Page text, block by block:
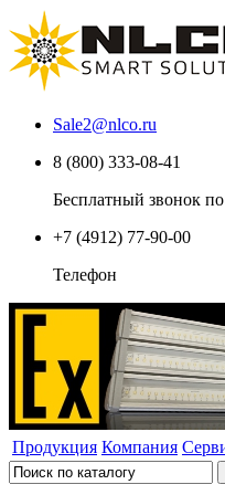
Sale2@nlco.ru
8 (800) 333-08-41
Бесплатный звонок
+7 (4912) 77-90-00
Телефон
Продукция Компания